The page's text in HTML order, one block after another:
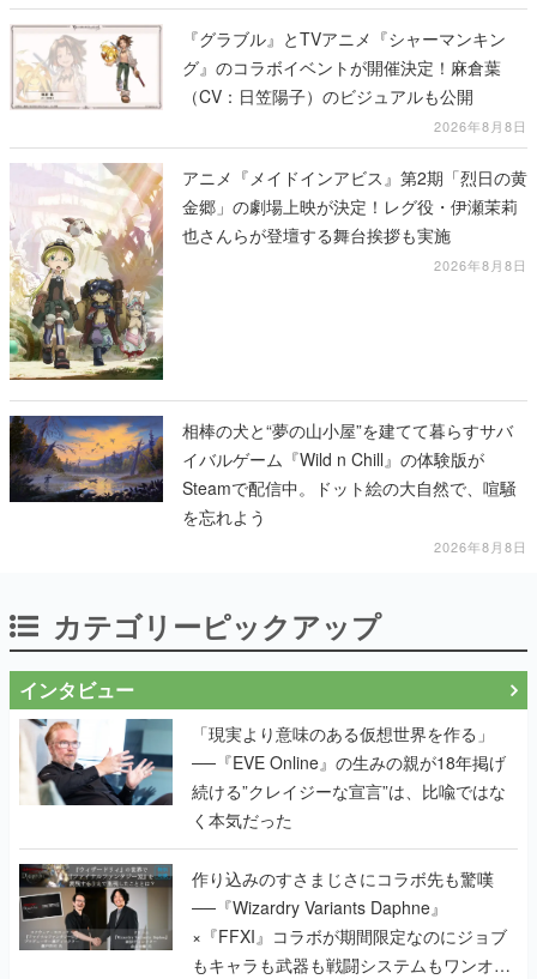
『グラブル』とTVアニメ『シャーマンキン
グ』のコラボイベントが開催決定！麻倉葉
（CV：日笠陽子）のビジュアルも公開
2026年8月8日
アニメ『メイドインアビス』第2期「烈日の黄
金郷」の劇場上映が決定！レグ役・伊瀬茉莉
也さんらが登壇する舞台挨拶も実施
2026年8月8日
相棒の犬と“夢の山小屋”を建てて暮らすサバ
イバルゲーム『Wild n Chill』の体験版が
Steamで配信中。ドット絵の大自然で、喧騒
を忘れよう
2026年8月8日
カテゴリーピックアップ
インタビュー
「現実より意味のある仮想世界を作る」
──『EVE Online』の生みの親が18年掲げ
続ける”クレイジーな宣言”は、比喩ではな
く本気だった
作り込みのすさまじさにコラボ先も驚嘆
──『Wizardry Variants Daphne』
×『FFXI』コラボが期間限定なのにジョブ
もキャラも武器も戦闘システムもワンオフ